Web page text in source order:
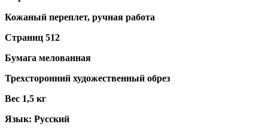
Кожаный переплет, ручная работа
Страниц 512
Бумага мелованная
Трехсторонний художественный обрез
Вес 1,5 кг
Язык: Русский